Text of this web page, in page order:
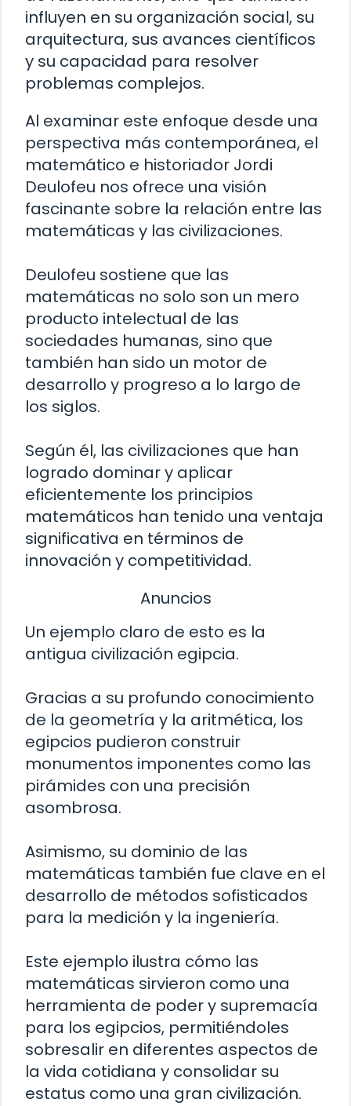
influyen en su organización social, su
arquitectura, sus avances científicos
y su capacidad para resolver
problemas complejos.
Al examinar este enfoque desde una
perspectiva más contemporánea, el
matemático e historiador Jordi
Deulofeu nos ofrece una visión
fascinante sobre la relación entre las
matemáticas y las civilizaciones.
Deulofeu sostiene que las
matemáticas no solo son un mero
producto intelectual de las
sociedades humanas, sino que
también han sido un motor de
desarrollo y progreso a lo largo de
los siglos.
Según él, las civilizaciones que han
logrado dominar y aplicar
eficientemente los principios
matemáticos han tenido una ventaja
significativa en términos de
innovación y competitividad.
Anuncios
Un ejemplo claro de esto es la
antigua civilización egipcia.
Gracias a su profundo conocimiento
de la geometría y la aritmética, los
egipcios pudieron construir
monumentos imponentes como las
pirámides con una precisión
asombrosa.
Asimismo, su dominio de las
matemáticas también fue clave en el
desarrollo de métodos sofisticados
para la medición y la ingeniería.
Este ejemplo ilustra cómo las
matemáticas sirvieron como una
herramienta de poder y supremacía
para los egipcios, permitiéndoles
sobresalir en diferentes aspectos de
la vida cotidiana y consolidar su
estatus como una gran civilización.